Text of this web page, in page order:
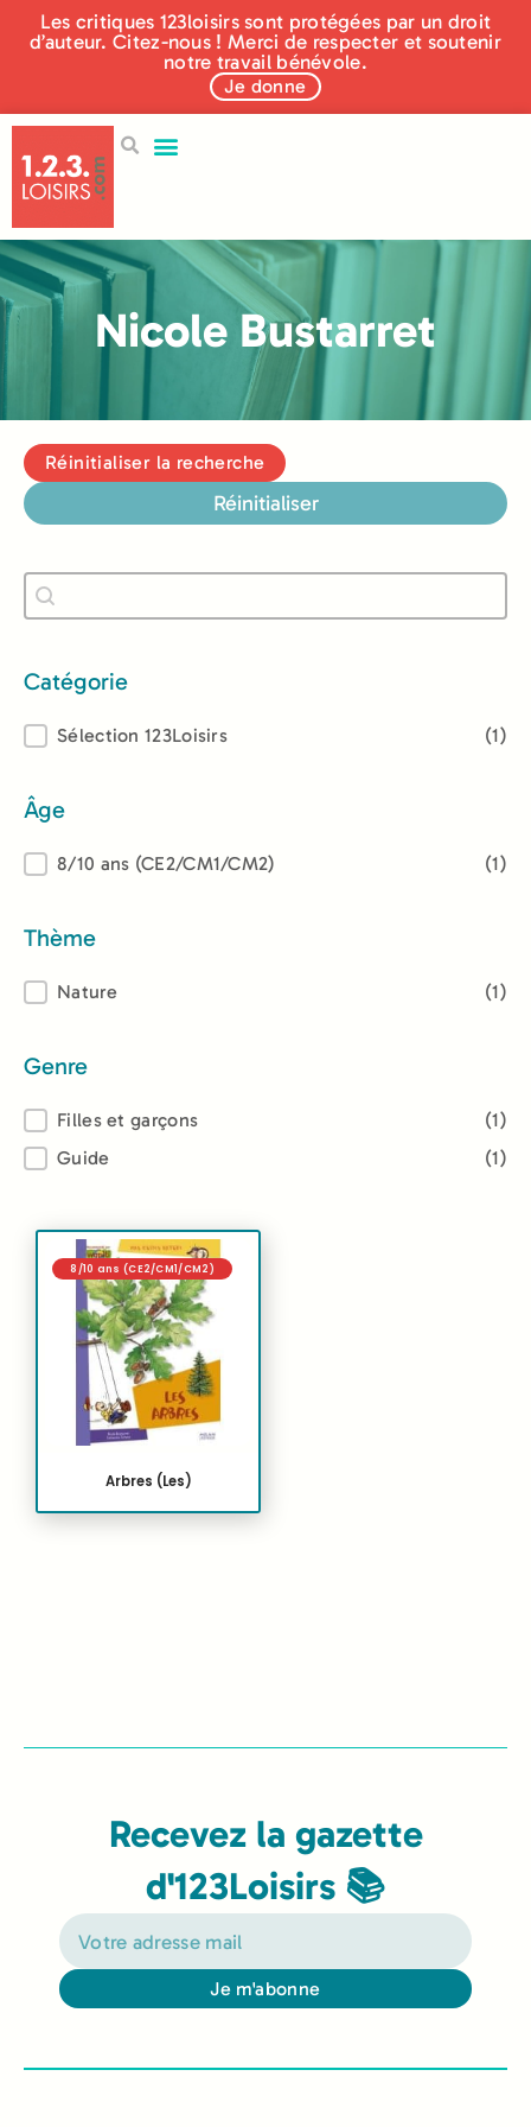
Les critiques 123loisirs sont protégées par un droit
d’auteur. Citez-nous ! Merci de respecter et soutenir
notre travail bénévole.
Je donne
Nicole Bustarret
Réinitialiser la recherche
Réinitialiser
Recherche
Rechercher
Catégorie
Catégorie
Sélection 123Loisirs (1)
Âge
Âge8/10 ans (CE2/CM1/CM2) (1)
Thème
Thème
Nature (1)
Genre
GenreFilles et garçons
(1)
Guide
(1)
8/10 ans (CE2/CM1/CM2)
Arbres (Les)
Recevez la gazette
d'123Loisirs 📚
Je m'abonne